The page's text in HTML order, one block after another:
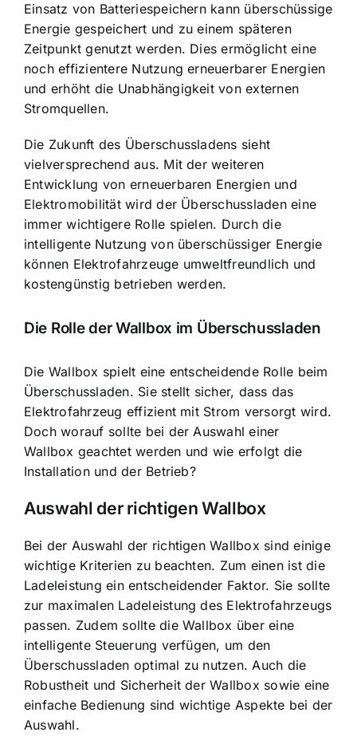
Einsatz von Batteriespeichern kann überschüssige
Energie gespeichert und zu einem späteren
Zeitpunkt genutzt werden. Dies ermöglicht eine
noch effizientere Nutzung erneuerbarer Energien
und erhöht die Unabhängigkeit von externen
Stromquellen.
Die Zukunft des Überschussladens sieht
vielversprechend aus. Mit der weiteren
Entwicklung von erneuerbaren Energien und
Elektromobilität wird der Überschussladen eine
immer wichtigere Rolle spielen. Durch die
intelligente Nutzung von überschüssiger Energie
können Elektrofahrzeuge umweltfreundlich und
kostengünstig betrieben werden.
Die Rolle der Wallbox im Überschussladen
Die Wallbox spielt eine entscheidende Rolle beim
Überschussladen. Sie stellt sicher, dass das
Elektrofahrzeug effizient mit Strom versorgt wird.
Doch worauf sollte bei der Auswahl einer
Wallbox geachtet werden und wie erfolgt die
Installation und der Betrieb?
Auswahl der richtigen Wallbox
Bei der Auswahl der richtigen Wallbox sind einige
wichtige Kriterien zu beachten. Zum einen ist die
Ladeleistung ein entscheidender Faktor. Sie sollte
zur maximalen Ladeleistung des Elektrofahrzeugs
passen. Zudem sollte die Wallbox über eine
intelligente Steuerung verfügen, um den
Überschussladen optimal zu nutzen. Auch die
Robustheit und Sicherheit der Wallbox sowie eine
einfache Bedienung sind wichtige Aspekte bei der
Auswahl.